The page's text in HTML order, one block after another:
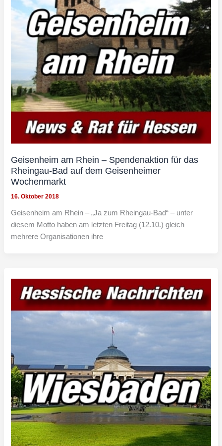
Geisenheim am Rhein – Spendenaktion für das
Rheingau-Bad auf dem Geisenheimer
Wochenmarkt
16. Oktober 2018
Geisenheim am Rhein – „Ja zum Rheingau-Bad“ – unter
diesem Motto haben am letzten Freitag (12.10.) gleich
mehrere Organisationen ihre